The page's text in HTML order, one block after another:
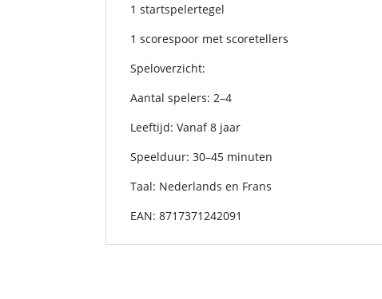
1 startspelertegel
1 scorespoor met scoretellers
Speloverzicht:
Aantal spelers: 2–4
Leeftijd: Vanaf 8 jaar
Speelduur: 30–45 minuten
Taal: Nederlands en Frans
EAN: 8717371242091​